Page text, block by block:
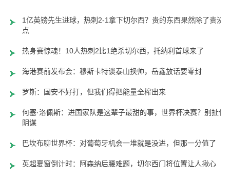
1亿英镑先生进球，热刺2-1拿下切尔西？贵的东西果然除了贵没
点
热身赛惊魂！10人热刺2比1绝杀切尔西，托纳利首球来了
海港赛前发布会：穆斯卡特谈泰山换帅，岳鑫放话要零封
罗斯：国安不好打，但我们得把能量全榨出来
何塞·洛佩斯：进国家队是这辈子最甜的事，世界杯决赛？别扯什
阴谋
巴坎布聊世界杯：对葡萄牙机会一堆就是没进，但那一分值了
英超夏窗倒计时：阿森纳后腰难题，切尔西门将位置让人揪心